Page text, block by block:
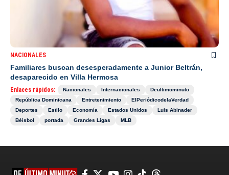
NACIONALES
Familiares buscan desesperadamente a Junior Beltrán,
desaparecido en Villa Hermosa
Enlaces rápidos: Nacionales Internacionales
Deultimominuto
República Dominicana
Entretenimiento
ElPeriódicodelaVerdad
Deportes
Estilo Economía Estados Unidos
Luis Abinader
Béisbol
portada Grandes Ligas MLB